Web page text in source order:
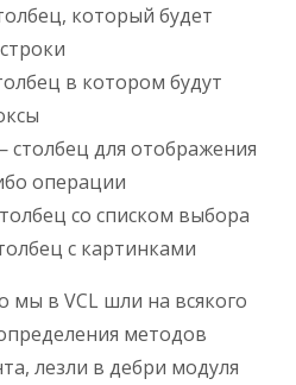
который будет
в котором будут
столбец для отображения
операции
со списком выбора
с картинками
мы в VCL шли на всякого
методов
лезли в дебри модуля